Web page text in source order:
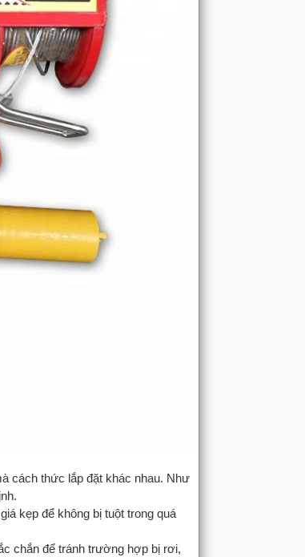
cách thức lắp đặt khác nhau. Như
kẹp để không bị tuột trong quá
chắn để tránh trường hợp bị rơi,